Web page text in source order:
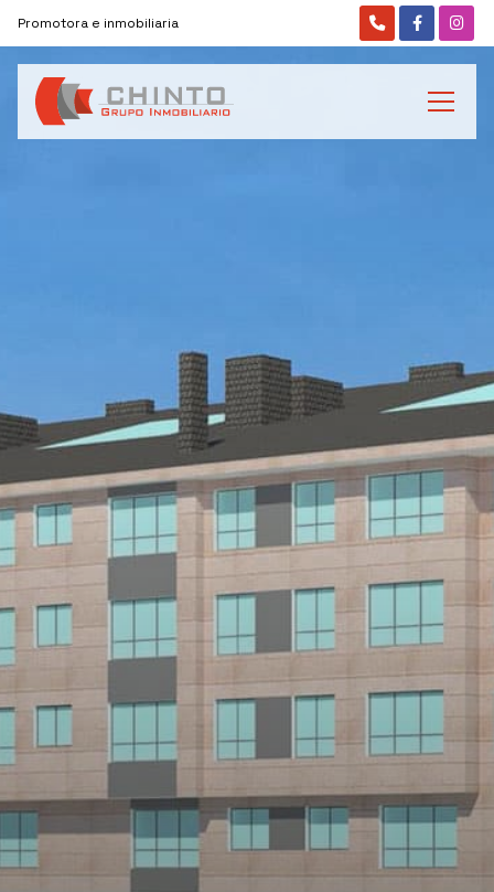
Promotora e inmobiliaria